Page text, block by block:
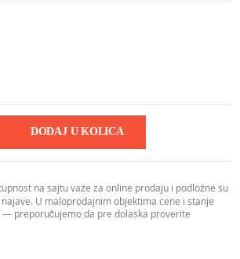
DODAJ U KOLICA
na sajtu važe za online prodaju i podložne su
U maloprodajnim objektima cene i stanje
preporučujemo da pre dolaska proverite